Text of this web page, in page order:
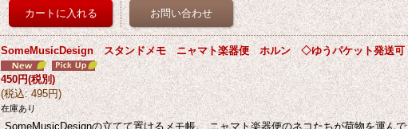
SomeMusicDesign スタンドメモ ニャマト楽器便 ホルン ◇ゆうパケット発送可
450円(税別)
(税込: 495円)
在庫あり
SomeMusicDesignの立てて置けるメモ帳。 ニャマト楽器便のネコたちが荷物を運んで